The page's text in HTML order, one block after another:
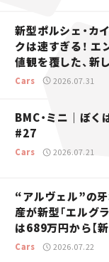
新型ポルシェ・カ
クは速すぎる！
値観を覆した、新
り。
Cars 2026.07.31
BMC・ミニ｜ぼく
#27
Cars 2026.07.21
“アルヴェル”の
産が新型「エルグ
は689万円から【
Cars 2026.07.22